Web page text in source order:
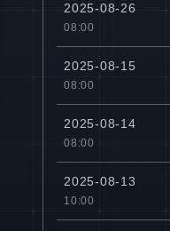
2025-08-26
08:00
2025-08-15
08:00
2025-08-14
08:00
2025-08-13
10:00